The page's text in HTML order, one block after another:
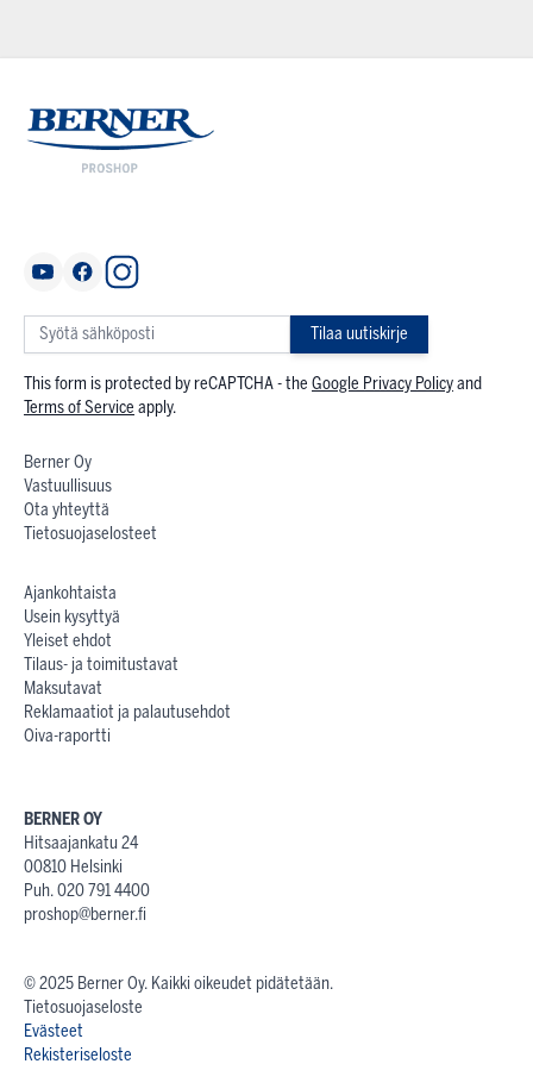
Tilaa uutiskirje
This form is protected by reCAPTCHA - the Google Privacy Policyand
Terms of Service apply.
Berner Oy
Vastuullisuus
Ota yhteyttä
Tietosuojaselosteet
Ajankohtaista
Usein kysyttyä
Yleiset ehdot
Tilaus- ja toimitustavat
Maksutavat
Reklamaatiot ja palautusehdot
Oiva-raportti
BERNER OY
Hitsaajankatu 24
00810 Helsinki
Puh. 020 791 4400
proshop@berner.fi
© 2025 Berner Oy. Kaikki oikeudet pidätetään.
Tietosuojaseloste
Evästeet
Rekisteriseloste